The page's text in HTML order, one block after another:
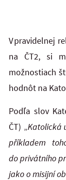
V pravidelnej
na ČT2, si
možnostiach
hodnôt na
Podľa slov
ČT) „Katolická
příkladem
do privátního
jako o misijní